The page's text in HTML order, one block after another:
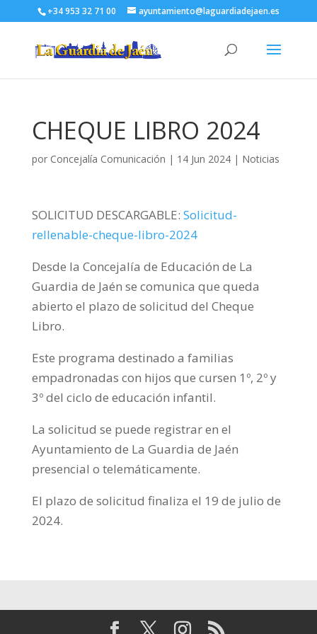
+34 953 32 71 00 ayuntamiento@laguardiadejaen.es
CHEQUE LIBRO 2024
por Concejalía Comunicación | 14 Jun 2024| Noticias
SOLICITUD DESCARGABLE: Solicitud-
rellenable-cheque-libro-2024
Desde la Concejalía de Educación de La
Guardia de Jaén se comunica que queda
abierto el plazo de solicitud del Cheque
Libro.
Este programa destinado a familias
empadronadas con hijos que cursen 1º, 2º y
3º del ciclo de educación infantil.
La solicitud se puede registrar en el
Ayuntamiento de La Guardia de Jaén
presencial o telemáticamente.
El plazo de solicitud finaliza el 19 de julio de
2024.